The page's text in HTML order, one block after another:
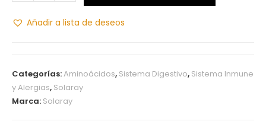
Añadir a lista de deseos
Categorías:Aminoácidos, Sistema Digestivo, Sistema Inmune
y Alergias, Solaray
Marca: Solaray